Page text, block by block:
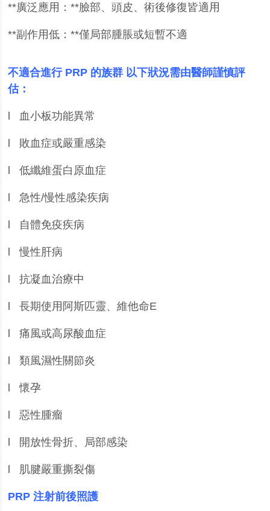
**廣泛應用：**臉部、頭皮、術後修復皆適用
**副作用低：**僅局部腫脹或短暫不適
不適合進行PRP 的族群 以下狀況需由醫師謹慎評
估：
l 血小板功能異常
l 敗血症或嚴重感染
l 低纖維蛋白原血症
l 急性/慢性感染疾病
l 自體免疫疾病
l 慢性肝病
l 抗凝血治療中
l 長期使用阿斯匹靈、維他命E
l 痛風或高尿酸血症
l 類風濕性關節炎
l 懷孕
l 惡性腫瘤
l 開放性骨折、局部感染
l 肌腱嚴重撕裂傷
PRP注射前後照護